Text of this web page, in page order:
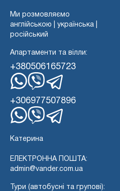
Ми розмовляємо
англійською | українська |
російський
Апартаменти та вілли:
+380506165723
WhatsApp
Вайбер
Телеграма
+306977507896
Катерина
ЕЛЕКТРОННА ПОШТА:
admin@vander.com.ua
Тури (автобусні та групові):